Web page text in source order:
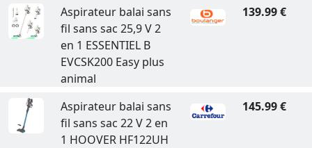
Aspirateur balai sans
fil sans sac 25,9 V 2
en 1 ESSENTIEL B
EVCSK200 Easy plus
animal
139.99 €
Aspirateur balai sans
fil sans sac 22 V 2 en
1 HOOVER HF122UH
145.99 €